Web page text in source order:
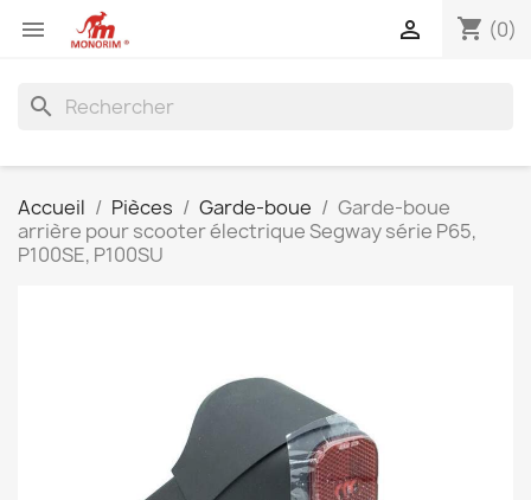
 shopping_cart (0)

search
Accueil Pièces Garde-boue
Garde-boue
arrière pour scooter électrique Segway série P65,
P100SE, P100SU